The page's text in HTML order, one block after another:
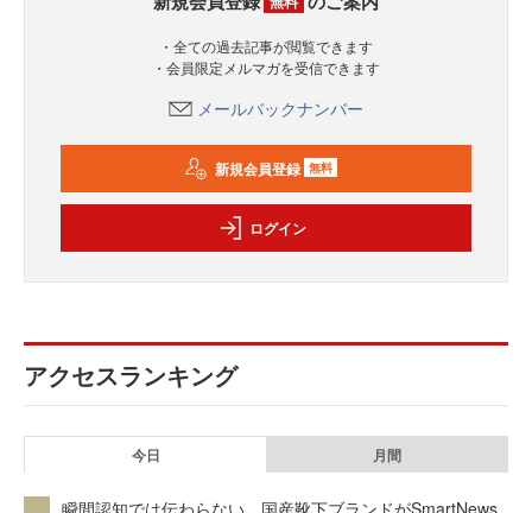
・全ての過去記事が閲覧できます
・会員限定メルマガを受信できます
メールバックナンバー
新規会員登録 無料
ログイン
アクセスランキング
今日 月間
瞬間認知では伝わらない。国産靴下ブランドがSmartNews